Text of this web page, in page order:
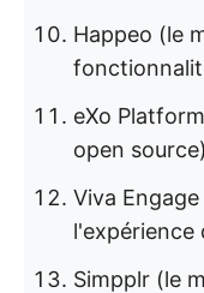
Happeo (le
eXo
open source)
Viva
l'expérience
Simpplr (le